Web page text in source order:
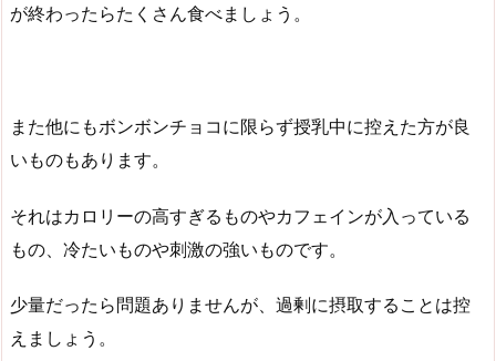
が終わったらたくさん食べましょう。
また他にもボンボンチョコに限らず授乳中に控えた方が良
いものもあります。
それはカロリーの高すぎるものやカフェインが入っている
もの、冷たいものや刺激の強いものです。
少量だったら問題ありませんが、過剰に摂取することは控
えましょう。